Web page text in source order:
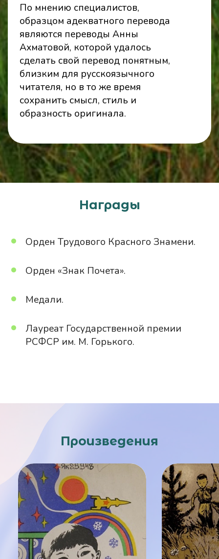
По мнению специалистов,
образцом адекватного перевода
являются переводы Анны
Ахматовой, которой удалось
сделать свой перевод понятным,
близким для русскоязычного
читателя, но в то же время
сохранить смысл, стиль и
образность оригинала.
Награды
Орден Трудового Красного Знамени.
Орден «Знак Почета».
Медали.
Лауреат Государственной премии
РСФСР им. М. Горького.
Произведения